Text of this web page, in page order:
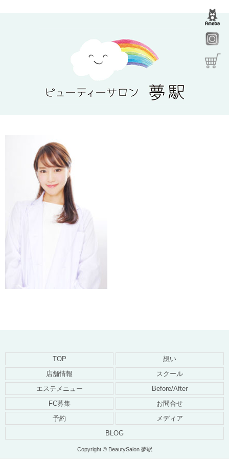
TOP
想い
店舗情報
スクール
エステメニュー
Before/After
FC募集
お問合せ
予約
メディア
BLOG
Copyright © BeautySalon 夢駅